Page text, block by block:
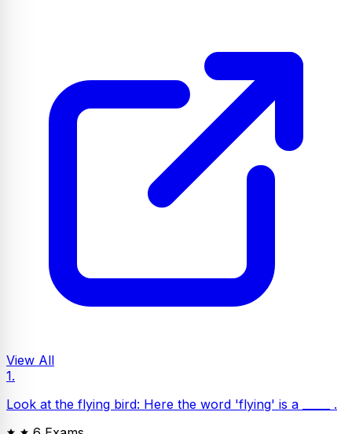
View All
1.
Look at the flying bird: Here the word 'flying' is a _____ .